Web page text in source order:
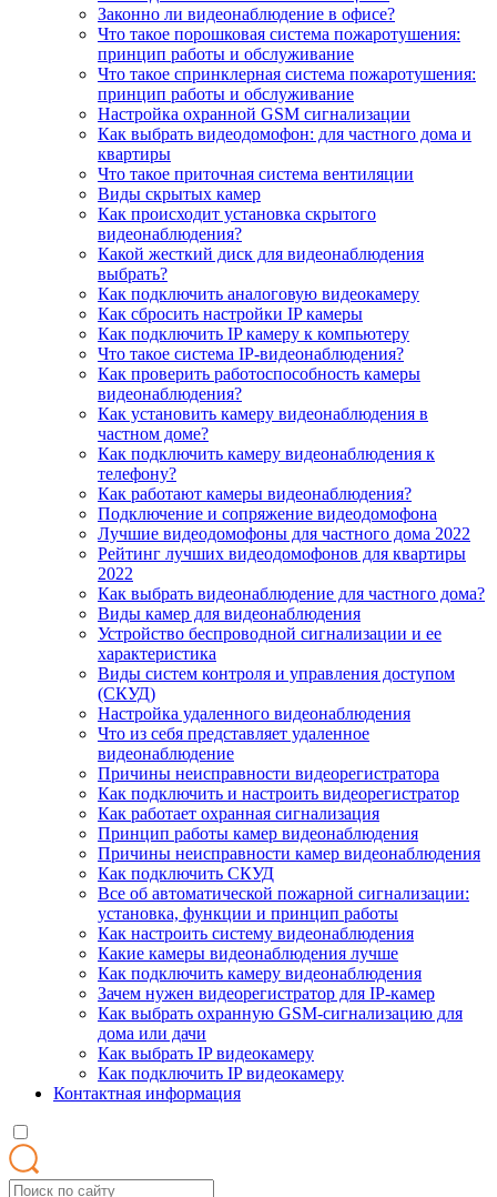
Законно ли видеонаблюдение в офисе?
Что такое порошковая система пожаротушения:
принцип работы и обслуживание
Что такое спринклерная система пожаротушения:
принцип работы и обслуживание
Настройка охранной GSM сигнализации
Как выбрать видеодомофон: для частного дома и
квартиры
Что такое приточная система вентиляции
Виды скрытых камер
Как происходит установка скрытого
видеонаблюдения?
Какой жесткий диск для видеонаблюдения
выбрать?
Как подключить аналоговую видеокамеру
Как сбросить настройки IP камеры
Как подключить IP камеру к компьютеру
Что такое система IP-видеонаблюдения?
Как проверить работоспособность камеры
видеонаблюдения?
Как установить камеру видеонаблюдения в
частном доме?
Как подключить камеру видеонаблюдения к
телефону?
Как работают камеры видеонаблюдения?
Подключение и сопряжение видеодомофона
Лучшие видеодомофоны для частного дома 2022
Рейтинг лучших видеодомофонов для квартиры
2022
Как выбрать видеонаблюдение для частного дома?
Виды камер для видеонаблюдения
Устройство беспроводной сигнализации и ее
характеристика
Виды систем контроля и управления доступом
(СКУД)
Настройка удаленного видеонаблюдения
Что из себя представляет удаленное
видеонаблюдение
Причины неисправности видеорегистратора
Как подключить и настроить видеорегистратор
Как работает охранная сигнализация
Принцип работы камер видеонаблюдения
Причины неисправности камер видеонаблюдения
Как подключить СКУД
Все об автоматической пожарной сигнализации:
установка, функции и принцип работы
Как настроить систему видеонаблюдения
Какие камеры видеонаблюдения лучше
Как подключить камеру видеонаблюдения
Зачем нужен видеорегистратор для IP-камер
Как выбрать охранную GSM-сигнализацию для
дома или дачи
Как выбрать IP видеокамеру
Как подключить IP видеокамеру
Контактная информация